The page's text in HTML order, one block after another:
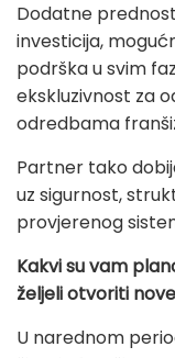
Dodatne
investicija,
podrška u svim
ekskluzivnost za
odredbama
Partner tako
uz sigurnost,
provjerenog
Kakvi su vam
željeli otvoriti
U narednom